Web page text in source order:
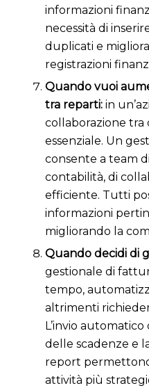
informazioni
necessità di
duplicati e
registrazioni
Quando vuoi
tra reparti:in
collaborazione
essenziale. Un
consente a team
contabilità, di
efficiente. Tutti
informazioni
migliorando la
Quando decidi di
gestionale di
tempo,
altrimenti
L’invio
delle scadenze e
report
attività più